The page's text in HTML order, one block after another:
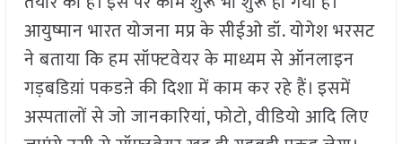
आयुष्मान भारत योजना मप्र के सीईओ डॉ. योगेश भरसट
ने बताया कि हम सॉफ्टवेयर के माध्यम से ऑनलाइन
गड़बडिय़ां पकडऩे की दिशा में काम कर रहे हैं। इसमें
अस्पतालों से जो जानकारियां, फोटो, वीडियो आदि लिए